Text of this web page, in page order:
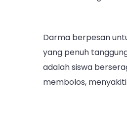
Darma berpesan
yang penuh
adalah siswa
membolos,